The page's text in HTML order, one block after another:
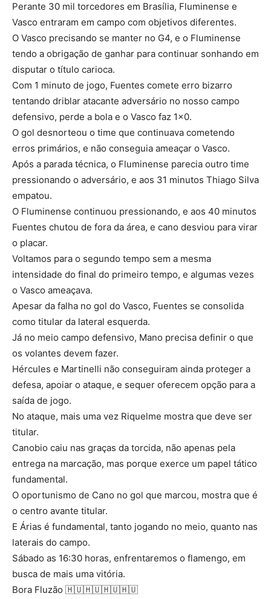
Perante 30 mil torcedores em Brasília, Fluminense e
Vasco entraram em campo com objetivos diferentes.
O Vasco precisando se manter no G4, e o Fluminense
tendo a obrigação de ganhar para continuar sonhando em
disputar o título carioca.
Com 1 minuto de jogo, Fuentes comete erro bizarro
tentando driblar atacante adversário no nosso campo
defensivo, perde a bola e o Vasco faz 1×0.
O gol desnorteou o time que continuava cometendo
erros primários, e não conseguia ameaçar o Vasco.
Após a parada técnica, o Fluminense parecia outro time
pressionando o adversário, e aos 31 minutos Thiago Silva
empatou.
O Fluminense continuou pressionando, e aos 40 minutos
Fuentes chutou de fora da área, e cano desviou para virar
o placar.
Voltamos para o segundo tempo sem a mesma
intensidade do final do primeiro tempo, e algumas vezes
o Vasco ameaçava.
Apesar da falha no gol do Vasco, Fuentes se consolida
como titular da lateral esquerda.
Já no meio campo defensivo, Mano precisa definir o que
os volantes devem fazer.
Hércules e Martinelli não conseguiram ainda proteger a
defesa, apoiar o ataque, e sequer oferecem opção para a
saída de jogo.
No ataque, mais uma vez Riquelme mostra que deve ser
titular.
Canobio caiu nas graças da torcida, não apenas pela
entrega na marcação, mas porque exerce um papel tático
fundamental.
O oportunismo de Cano no gol que marcou, mostra que é
o centro avante titular.
E Árias é fundamental, tanto jogando no meio, quanto nas
laterais do campo.
Sábado as 16:30 horas, enfrentaremos o flamengo, em
busca de mais uma vitória.
Bora Fluzão 🇭🇺🇭🇺🇭🇺🇭🇺